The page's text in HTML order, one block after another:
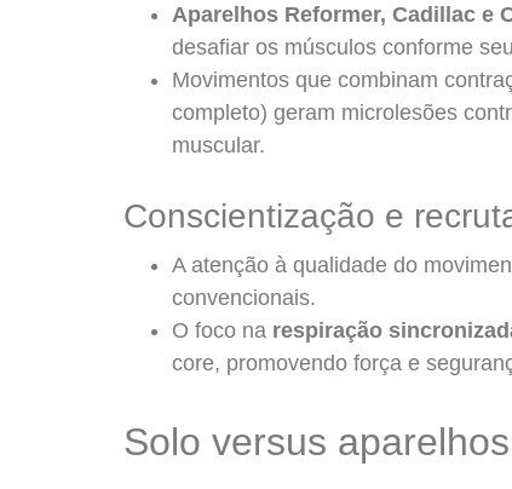
Aparelhos Reformer, Cadillac e
desafiar os músculos conforme
Movimentos que combinam
completo) geram microlesões
muscular.
Conscientização e
A atenção à qualidade do
convencionais.
O foco na respiração
core, promovendo força e
Solo versus